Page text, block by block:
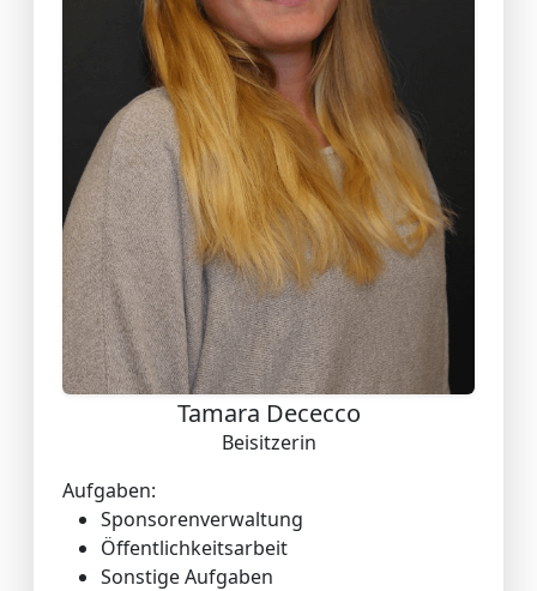
Tamara Dececco
Beisitzerin
Aufgaben:
Sponsorenverwaltung
Öffentlichkeitsarbeit
Sonstige Aufgaben